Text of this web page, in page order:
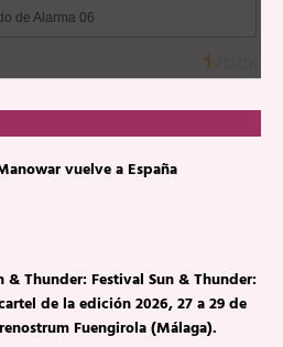
vuelve a España
& Thunder: Festival Sun & Thunder:
de la edición 2026, 27 a 29 de
Fuengirola (Málaga).